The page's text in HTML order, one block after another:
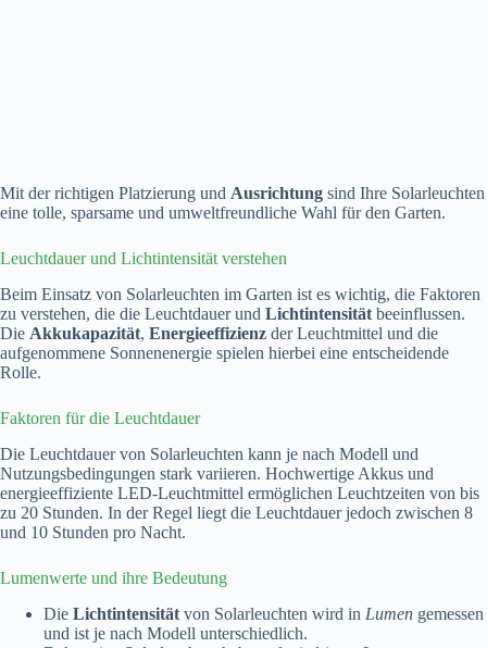
Mit der richtigen Platzierung und Ausrichtung sind Ihre Solarleuchten
eine tolle, sparsame und umweltfreundliche Wahl für den Garten.
Leuchtdauer und Lichtintensität verstehen
Beim Einsatz von Solarleuchten im Garten ist es wichtig, die Faktoren
zu verstehen, die die Leuchtdauer und Lichtintensität beeinflussen.
Die Akkukapazität, Energieeffizienz der Leuchtmittel und die
aufgenommene Sonnenenergie spielen hierbei eine entscheidende
Rolle.
Faktoren für die Leuchtdauer
Die Leuchtdauer von Solarleuchten kann je nach Modell und
Nutzungsbedingungen stark variieren. Hochwertige Akkus und
energieeffiziente LED-Leuchtmittel ermöglichen Leuchtzeiten von bis
zu 20 Stunden. In der Regel liegt die Leuchtdauer jedoch zwischen 8
und 10 Stunden pro Nacht.
Lumenwerte und ihre Bedeutung
Die Lichtintensität von Solarleuchten wird in Lumen gemessen
und ist je nach Modell unterschiedlich.